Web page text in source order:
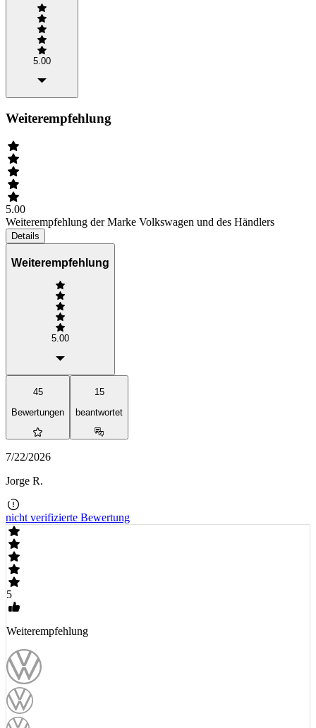
5.00
Weiterempfehlung
5.00
Weiterempfehlung der Marke Volkswagen und des Händlers
Details
Weiterempfehlung
5.00
45
Bewertungen
15
beantwortet
7/22/2026
Jorge R.
nicht verifizierte Bewertung
5
Weiterempfehlung